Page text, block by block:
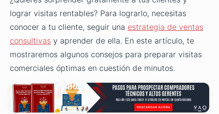
lograr visitas rentables? Para lograrlo, necesitas
conocer a tu cliente, seguir una estrategia de ventas
consultivas y aprender de ella. En este artículo, te
mostraremos algunos consejos para preparar visitas
comerciales óptimas en cuestión de minutos.